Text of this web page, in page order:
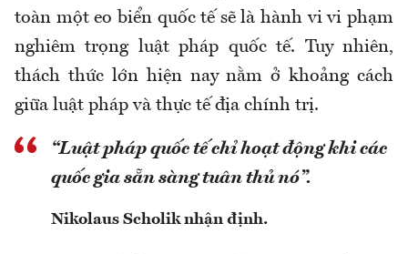
toàn một eo biển quốc tế sẽ là hành vi vi phạm
nghiêm trọng luật pháp quốc tế. Tuy nhiên,
thách thức lớn hiện nay nằm ở khoảng cách
giữa luật pháp và thực tế địa chính trị.
“Luật pháp quốc tế chỉ hoạt động khi các
quốc gia sẵn sàng tuân thủ nó”.
Nikolaus Scholik nhận định.